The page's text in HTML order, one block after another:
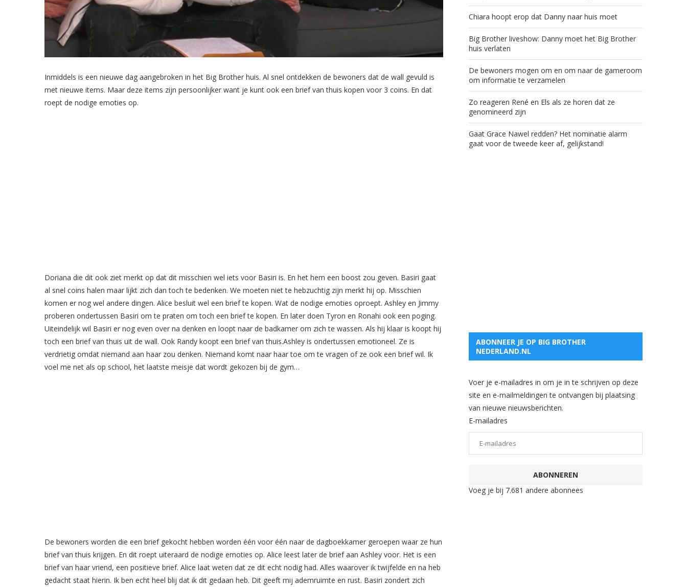
Inmiddels is een nieuwe dag aangebroken in het Big Brother huis. Al snel ontdekken de bewoners dat de wall gevuld is
met nieuwe items. Maar deze items zijn persoonlijker want je kunt ook een brief van thuis kopen voor 3 coins. En dat
roept de nodige emoties op.
Doriana die dit ook ziet merkt op dat dit misschien wel iets voor Basiri is. En het hem een boost zou geven. Basiri gaat
al snel coins halen maar lijkt zich dan toch te bedenken. We moeten niet te hebzuchtig zijn merkt hij op. Misschien
komen er nog wel andere dingen. Alice besluit wel een brief te kopen. Wat de nodige emoties oproept. Ashley en Jimmy
proberen ondertussen Basiri om te praten om toch een brief te kopen. En later doen Tyron en Ronahi ook een poging.
Uiteindelijk wil Basiri er nog even over na denken en loopt naar de badkamer om zich te wassen. Als hij klaar is koopt hij
toch een brief van thuis uit de wall. Ook Randy koopt een brief van thuis.Ashley is ondertussen emotioneel. Ze is
verdrietig omdat niemand aan haar zou denken. Niemand komt naar haar toe om te vragen of ze ook een brief wil. Ik
voel me net als op school, het laatste meisje dat wordt gekozen bij de gym…
De bewoners worden die een brief gekocht hebben worden één voor één naar de dagboekkamer geroepen waar ze hun
brief van thuis krijgen. En dit roept uiteraard de nodige emoties op. Alice leest later de brief aan Ashley voor. Het is een
brief van haar vriend, een positieve brief. Alice laat weten dat ze dit echt nodig had. Alles waarover ik twijfelde en na heb
gedacht staat hierin. Ik ben echt heel blij dat ik dit gedaan heb. Dit geeft mij ademruimte en rust. Basiri zondert zich
Chiara hoopt erop dat Danny naar huis moet
Big Brother liveshow: Danny moet het Big Brother
huis verlaten
De bewoners mogen om en om naar de gameroom
om informatie te verzamelen
Zo reageren René en Els als ze horen dat ze
genomineerd zijn
Gaat Grace Nawel redden? Het nominatie alarm
gaat voor de tweede keer af, gelijkstand!
ABONNEER JE OP BIG BROTHER
NEDERLAND.NL
Voer je e-mailadres in om je in te schrijven op deze
site en e-mailmeldingen te ontvangen bij plaatsing
van nieuwe nieuwsberichten.
E-mailadres
ABONNEREN
Voeg je bij 7.681 andere abonnees